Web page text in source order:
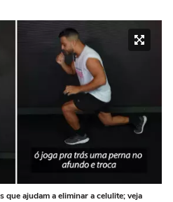
que ajudam a eliminar a celulite; veja